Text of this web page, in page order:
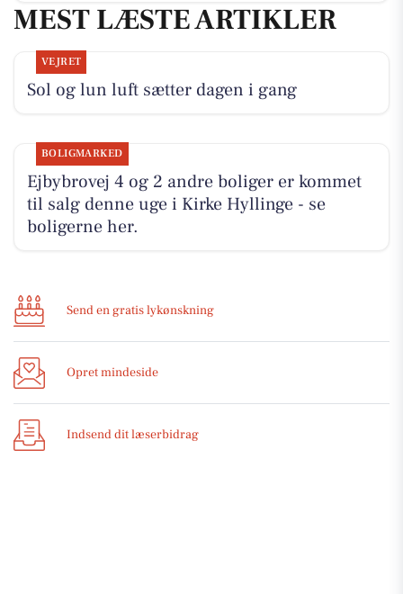
MEST LÆSTE ARTIKLER
VEJRET
Sol og lun luft sætter dagen i gang
BOLIGMARKED
Ejbybrovej 4 og 2 andre boliger er kommet
til salg denne uge i Kirke Hyllinge - se
boligerne her.
Send en gratis lykønskning
Opret mindeside
Indsend dit læserbidrag